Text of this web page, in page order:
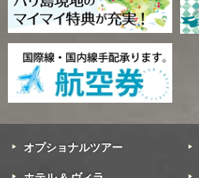
オプショナルツアー